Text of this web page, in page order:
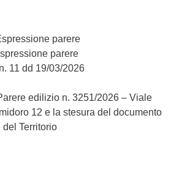
parere
parere
11 dd 19/03/2026
edilizio n. 3251/2026 – Viale
12 e la stesura del documento
del Territorio